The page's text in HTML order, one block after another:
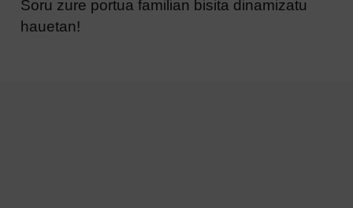
Soru zure portua familian bisita dinamizatu
hauetan!